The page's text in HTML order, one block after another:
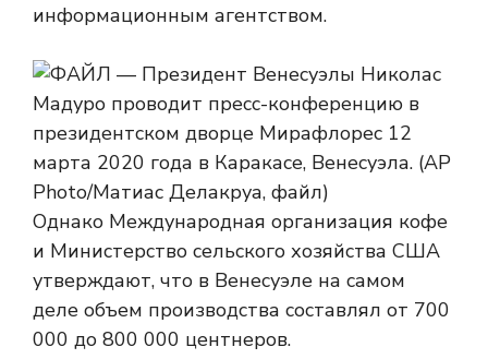
информационным агентством.
Однако Международная организация кофе
и Министерство сельского хозяйства США
утверждают, что в Венесуэле на самом
деле объем производства составлял от 700
000 до 800 000 центнеров.